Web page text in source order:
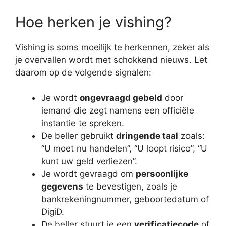
Hoe herken je vishing?
Vishing is soms moeilijk te herkennen, zeker als
je overvallen wordt met schokkend nieuws. Let
daarom op de volgende signalen:
Je wordt ongevraagd gebeld door
iemand die zegt namens een officiële
instantie te spreken.
De beller gebruikt dringende taal zoals:
“U moet nu handelen”, “U loopt risico”, “U
kunt uw geld verliezen”.
Je wordt gevraagd om persoonlijke
gegevens te bevestigen, zoals je
bankrekeningnummer, geboortedatum of
DigiD.